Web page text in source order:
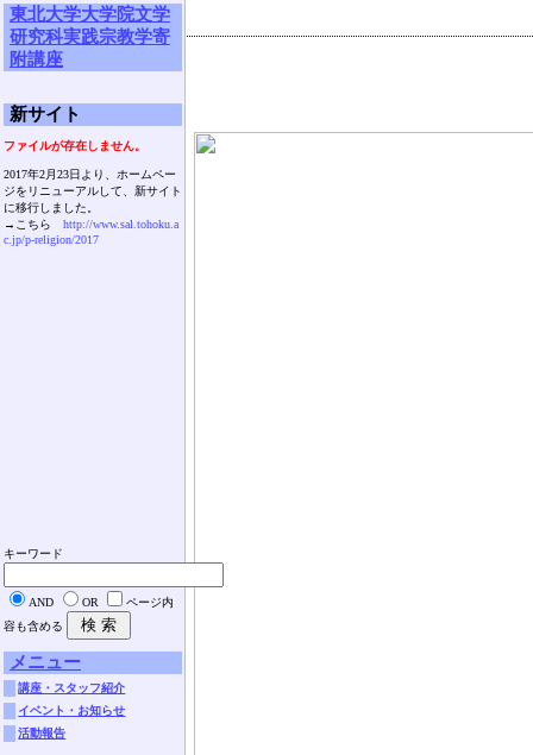
東北大学大学院文学
研究科実践宗教学寄
附講座
新サイト
ファイルが存在しません。
2017年2月23日より、ホームペー
ジをリニューアルして、新サイト
に移行しました。
→こちら http://www.sal.tohoku.a
c.jp/p-religion/2017
キーワード
AND OR
ページ内
容も含める
メニュー
講座・スタッフ紹介
イベント・お知らせ
活動報告